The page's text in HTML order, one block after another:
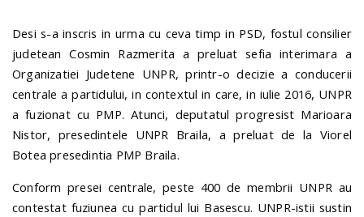
Desi s-a inscris in urma cu ceva timp in PSD, fostul consilier
judetean Cosmin Razmerita a preluat sefia interimara a
Organizatiei Judetene UNPR, printr-o decizie a conducerii
centrale a partidului, in contextul in care, in iulie 2016, UNPR
a fuzionat cu PMP. Atunci, deputatul progresist Marioara
Nistor, presedintele UNPR Braila, a preluat de la Viorel
Botea presedintia PMP Braila.
Conform presei centrale, peste 400 de membrii UNPR au
contestat fuziunea cu partidul lui Basescu. UNPR-istii sustin